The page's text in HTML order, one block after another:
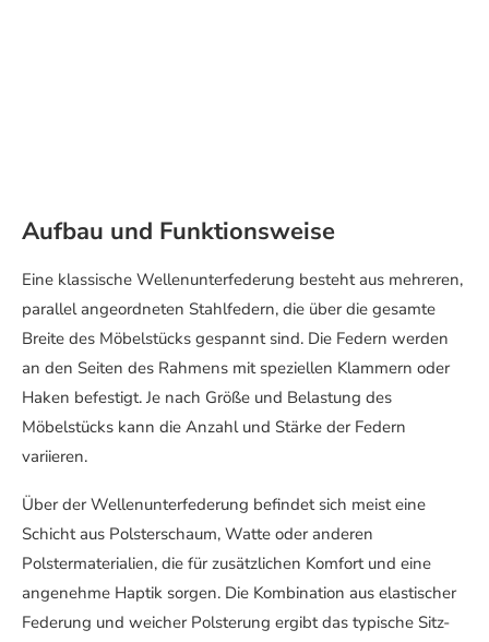
Aufbau und Funktionsweise
Eine klassische Wellenunterfederung besteht aus mehreren,
parallel angeordneten Stahlfedern, die über die gesamte
Breite des Möbelstücks gespannt sind. Die Federn werden
an den Seiten des Rahmens mit speziellen Klammern oder
Haken befestigt. Je nach Größe und Belastung des
Möbelstücks kann die Anzahl und Stärke der Federn
variieren.
Über der Wellenunterfederung befindet sich meist eine
Schicht aus Polsterschaum, Watte oder anderen
Polstermaterialien, die für zusätzlichen Komfort und eine
angenehme Haptik sorgen. Die Kombination aus elastischer
Federung und weicher Polsterung ergibt das typische Sitz-